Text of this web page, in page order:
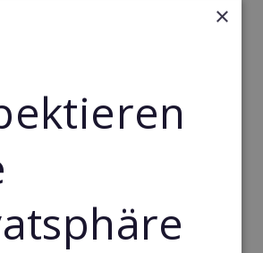
in Argentinien
Franchise in Argentinien
in Argentinien
in Argentinien
Franchise in Argentinien
Franchise in Argentinien
in Argentinien
×